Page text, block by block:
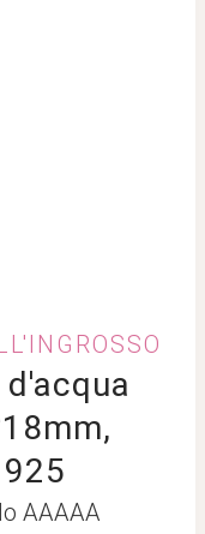
AAAAA